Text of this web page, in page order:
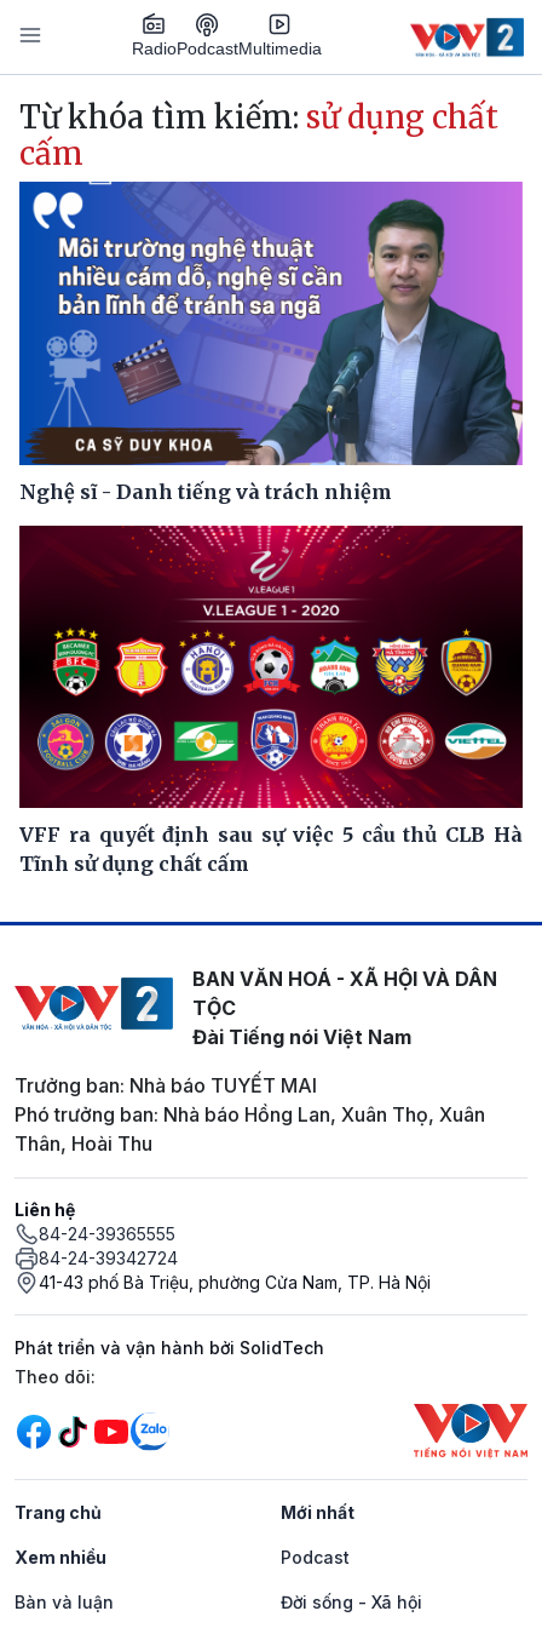
Nhảy đến nội dung
RadioPodcastMultimedia
Main navigation
Từ khóa tìm kiếm: sử dụng chất
cấm
Nghệ sĩ - Danh tiếng và trách nhiệm
VFF ra quyết định sau sự việc 5 cầu thủ CLB Hà
Tĩnh sử dụng chất cấm
BAN VĂN HOÁ - XÃ HỘI VÀ DÂN
TỘC
Đài Tiếng nói Việt Nam
Trưởng ban: Nhà báo TUYẾT MAI
Phó trưởng ban: Nhà báo Hồng Lan, Xuân Thọ, Xuân
Thân, Hoài Thu
Liên hệ
84-24-39365555
84-24-39342724
41-43 phố Bà Triệu, phường Cửa Nam, TP. Hà Nội
Phát triển và vận hành bởi SolidTech
Mạng xã hội
Theo dõi:
Trang chủ Mới nhất
Xem nhiều Podcast
Bàn và luận Đời sống - Xã hội